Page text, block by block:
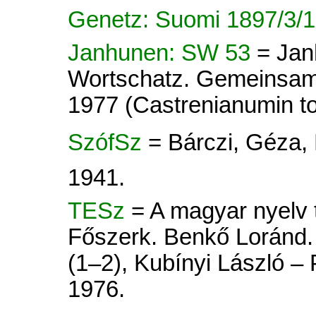
Genetz: Suomi 1897/3/
Janhunen: SW 53 =
Wortschatz.
1977 (Castrenianumin
SzófSz = Bárczi, Géza,
1941.
TESz = A magyar
Főszerk. Benkő
(1–2), Kubínyi László –
1976.